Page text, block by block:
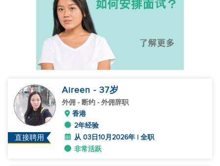
直接聘用
Aireen - 37岁
外佣 - 断约 - 外佣辞职
香港
2年经验
从 03日10月2026年 | 全职
非常活跃